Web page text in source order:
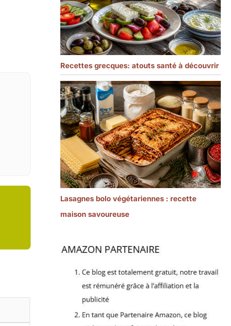
Recettes grecques: atouts santé à découvrir
Lasagnes bolo végétariennes : recette
maison savoureuse